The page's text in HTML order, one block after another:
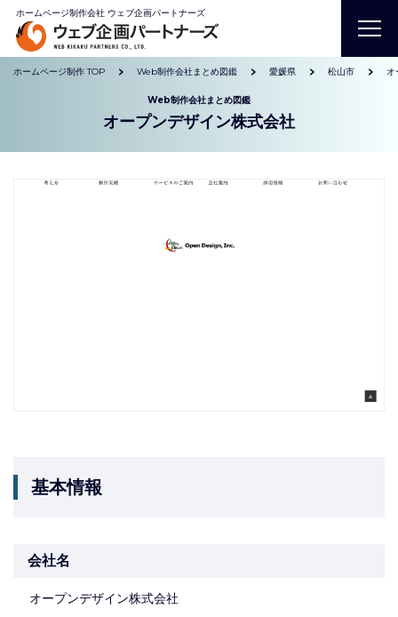
ホームページ制作会社 ウェブ企画パートナーズ
ホームページ制作 TOP Web制作会社まとめ図鑑 愛媛県 松山市 オ
Web制作会社まとめ図鑑
オープンデザイン株式会社
基本情報
会社名
オープンデザイン株式会社